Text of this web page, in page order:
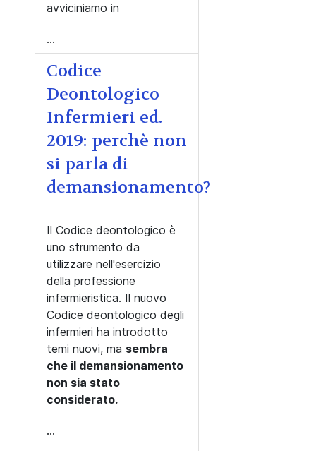
avviciniamo in
...
Codice
Deontologico
Infermieri ed.
2019: perchè non
si parla di
demansionamento?
Il Codice deontologico è
uno strumento da
utilizzare nell'esercizio
della professione
infermieristica. Il nuovo
Codice deontologico degli
infermieri ha introdotto
temi nuovi, ma sembra
che il demansionamento
non sia stato
considerato.
...